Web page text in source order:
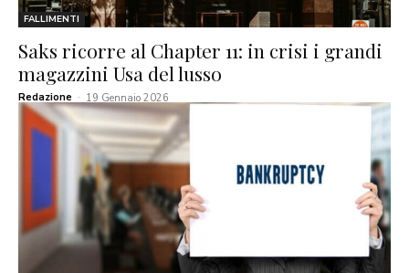
FALLIMENTI
Saks ricorre al Chapter 11: in crisi i grandi
magazzini Usa del lusso
Redazione - 19 Gennaio 2026